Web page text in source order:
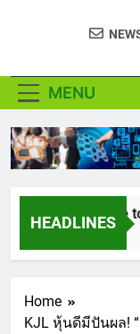
ส่งต่อโอกาสทาง
ใช้เวลา 434
MENU
HEADLINES
ามสำเร็จ Village to
Home
KJL หุ้นดีมีปันผล!